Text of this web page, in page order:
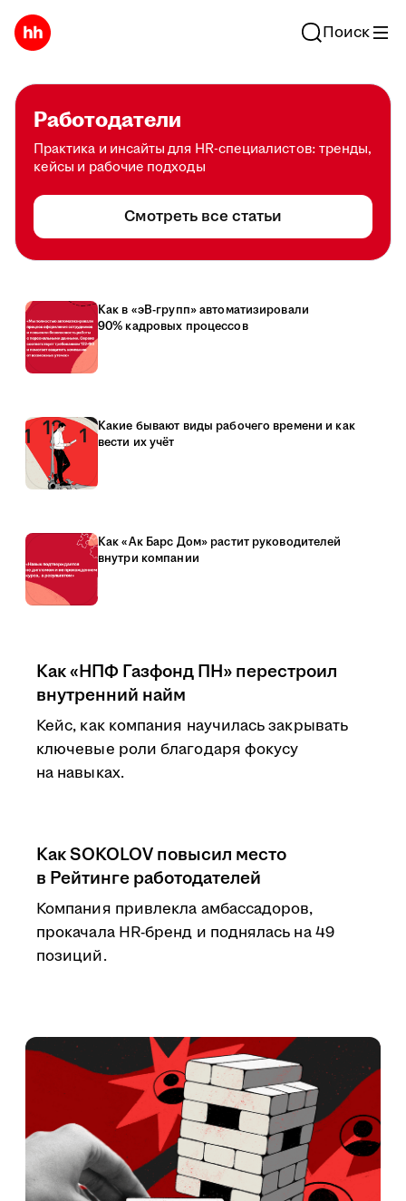
Поиск
Работодатели
Практика и инсайты для HR-специалистов: тренды,
кейсы и рабочие подходы
Смотреть все статьи
Как в «эВ-групп» автоматизировали
90% кадровых процессов
Какие бывают виды рабочего времени и как
вести их учёт
Как «Ак Барс Дом» растит руководителей
внутри компании
Как «НПФ Газфонд ПН» перестроил
внутренний найм
Кейс, как компания научилась закрывать
ключевые роли благодаря фокусу
на навыках.
Как SOKOLOV повысил место
в Рейтинге работодателей
Компания привлекла амбассадоров,
прокачала HR-бренд и поднялась на 49
позиций.